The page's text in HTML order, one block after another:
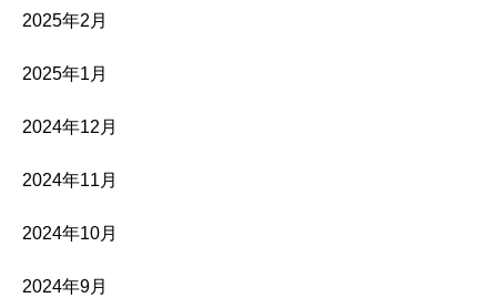
2025年2月
2025年1月
2024年12月
2024年11月
2024年10月
2024年9月